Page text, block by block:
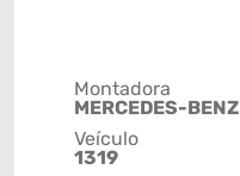
Montadora
MERCEDES-BENZ
Veículo
1319